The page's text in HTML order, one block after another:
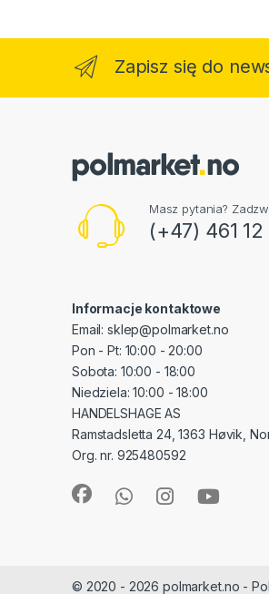
Zapisz się do
Masz pytania?
(+47) 461 12
Informacje kontaktowe
Email: sklep@polmarket.no
Pon - Pt: 10:00 - 20:00
Sobota: 10:00 - 18:00
Niedziela: 10:00 - 18:00
HANDELSHAGE AS
Ramstadsletta 24, 1363 Høvik,
Org. nr. 925480592
© 2020 - 2026 polmarket.no -